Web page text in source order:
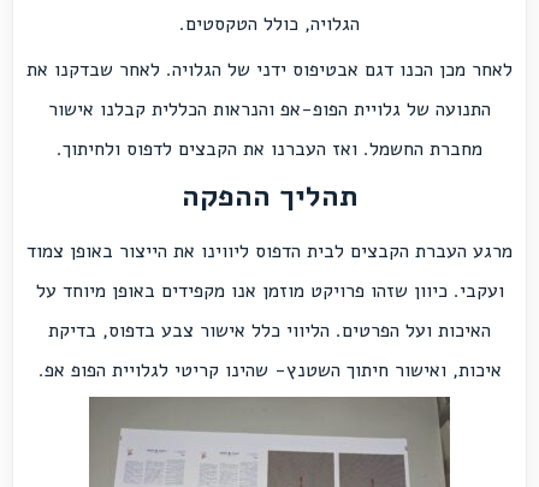
הגלויה, כולל הטקסטים.
לאחר מכן הכנו דגם אבטיפוס ידני של הגלויה. לאחר שבדקנו את
התנועה של גלויית הפופ-אפ והנראות הכללית קבלנו אישור
מחברת החשמל. ואז העברנו את הקבצים לדפוס ולחיתוך.
תהליך ההפקה
מרגע העברת הקבצים לבית הדפוס ליווינו את הייצור באופן צמוד
ועקבי. כיוון שזהו פרויקט מוזמן אנו מקפידים באופן מיוחד על
האיכות ועל הפרטים. הליווי כלל אישור צבע בדפוס, בדיקת
איכות, ואישור חיתוך השטנץ- שהינו קריטי לגלויית הפופ אפ.